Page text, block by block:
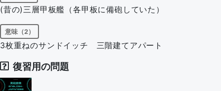
(昔の)三層甲板艦（各甲板に備砲していた）
意味（2）
3枚重ねのサンドイッチ 三階建てアパート
復習用の問題